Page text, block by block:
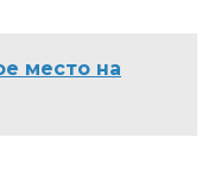
место на